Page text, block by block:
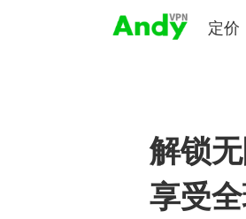
定价
解锁
享受